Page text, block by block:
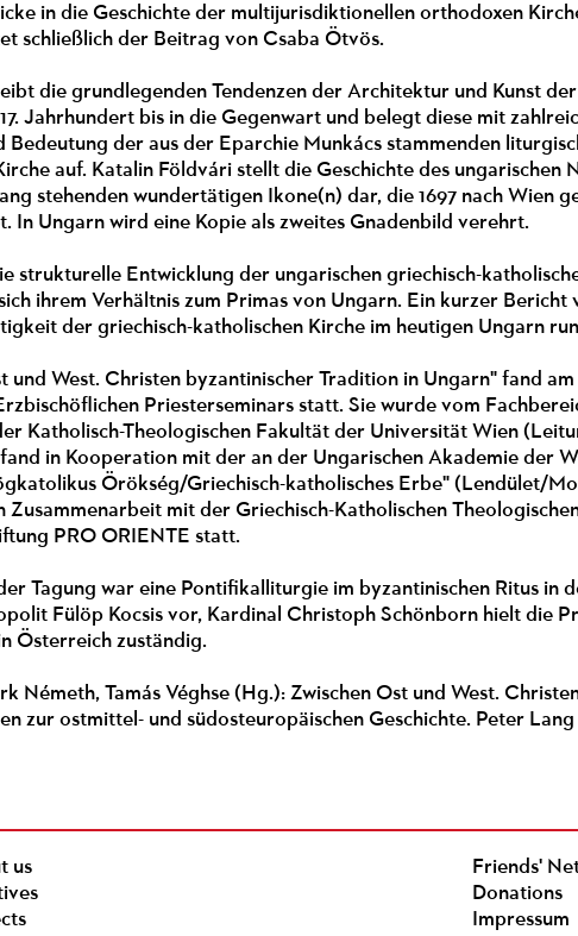
in die Geschichte der multijurisdiktionellen orthodoxen
schließlich der Beitrag von Csaba Ötvös.
die grundlegenden Tendenzen der Architektur und Kunst
Jahrhundert bis in die Gegenwart und belegt diese mit
Bedeutung der aus der Eparchie Munkács stammenden
auf. Katalin Földvári stellt die Geschichte des ungarischen
stehenden wundertätigen Ikone(n) dar, die 1697 nach Wien
In Ungarn wird eine Kopie als zweites Gnadenbild verehrt.
strukturelle Entwicklung der ungarischen griechisch-
ihrem Verhältnis zum Primas von Ungarn. Ein kurzer
der griechisch-katholischen Kirche im heutigen Ungarn
und West. Christen byzantinischer Tradition in Ungarn" fand
Priesterseminars statt. Sie wurde vom
Katholisch-Theologischen Fakultät der Universität Wien
in Kooperation mit der an der Ungarischen Akademie der
Örökség/Griechisch-katholisches Erbe" (Lendület/
Zusammenarbeit mit der Griechisch-Katholischen
PRO ORIENTE statt.
Tagung war eine Pontifikalliturgie im byzantinischen Ritus in
Fülöp Kocsis vor, Kardinal Christoph Schönborn hielt die
Österreich zuständig.
Németh, Tamás Véghse (Hg.): Zwischen Ost und West.
zur ostmittel- und südosteuropäischen Geschichte. Peter
us
Friends'
Donations
Impressum